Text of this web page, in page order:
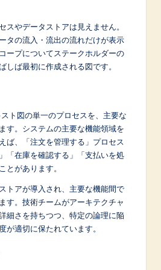
スやデータストアは見えません。
タの流入・流出の流れだけが表示
ープについてステークホルダーの
しば最初に作成される図です。
ト図の単一のプロセスを、主要な
す。システムの主要な機能領域を
ば、「注文を管理する」プロセス
「在庫を確認する」「支払いを処
とがあります。
トアが導入され、主要な機能間で
す。技術チームがアーキテクチャ
細さを持ちつつ、特定の論理に陥
が適切に保たれています。